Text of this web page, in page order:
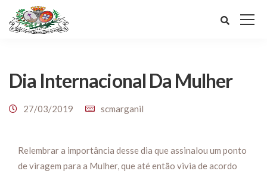
Dia Internacional Da Mulher
27/03/2019 scmarganil
Relembrar a importância desse dia que assinalou um ponto
de viragem para a Mulher, que até então vivia de acordo